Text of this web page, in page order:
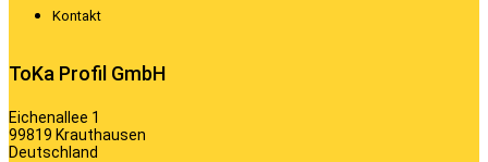
Kontakt
ToKa Profil GmbH
Eichenallee 1
99819 Krauthausen
Deutschland